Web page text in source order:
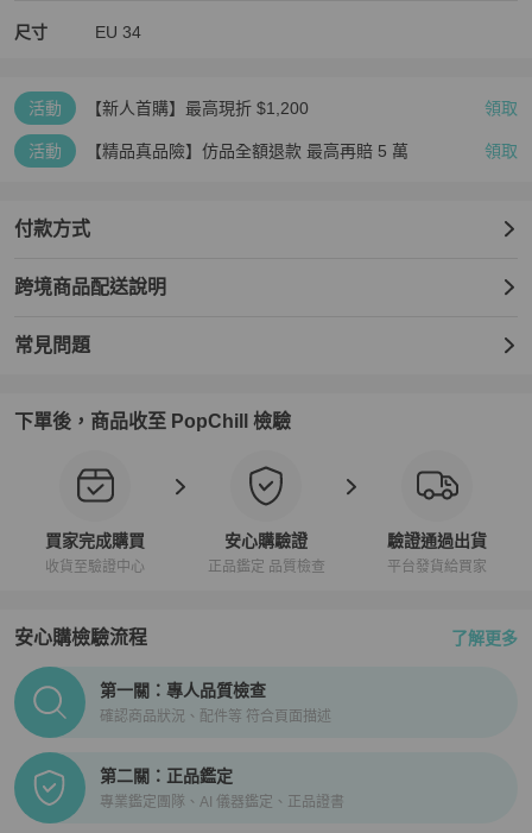
尺寸 EU 34
活動 【新人首購】最高現折 $1,200 領取
活動 【精品真品險】仿品全額退款 最高再賠 5 萬 領取
付款方式
跨境商品配送說明
常見問題
下單後，商品收至 PopChill 檢驗
買家完成購買
收貨至驗證中心
安心購驗證
正品鑑定 品質檢查
驗證通過出貨
平台發貨給買家
安心購檢驗流程 了解更多
PopChill拍拍圈正品驗證、安心購檢驗流程介紹
第一關：專人品質檢查
確認商品狀況、配件等 符合頁面描述
第二關：正品鑑定
專業鑑定團隊、AI 儀器鑑定、正品證書